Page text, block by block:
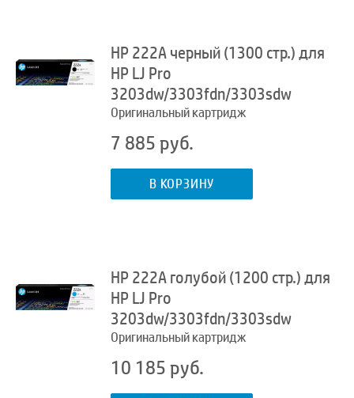
HP 222A черный (1300 стр.) для
HP LJ Pro
3203dw/3303fdn/3303sdw
Оригинальный картридж
7 885 руб.
В КОРЗИНУ
HP 222A голубой (1200 стр.) для
HP LJ Pro
3203dw/3303fdn/3303sdw
Оригинальный картридж
10 185 руб.